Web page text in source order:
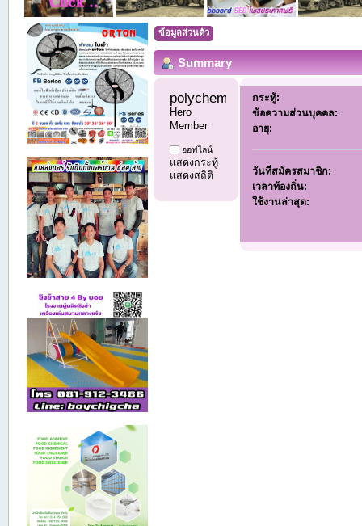
ข้อมูลส่วนตัว
Summary
polychemicals11
Hero
Member
ออฟไลน์
แสดงกระทู้
แสดงสถิติ
กระทู้:
ข้อความส่วนบุคคล:
อายุ:
วันที่สมัครสมาชิก:
เวลาท้องถิ่น:
ใช้งานล่าสุด: